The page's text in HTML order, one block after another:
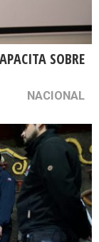
SOBRE
NACIONAL